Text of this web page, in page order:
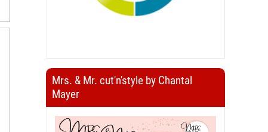
Mrs. & Mr. cut'n'style by Chantal
Mayer